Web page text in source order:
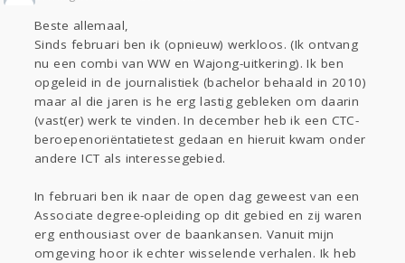
Gevraagd
Beste allemaal,
Sinds februari ben ik (opnieuw) werkloos. (Ik ontvang
nu een combi van WW en Wajong-uitkering). Ik ben
opgeleid in de journalistiek (bachelor behaald in 2010)
maar al die jaren is he erg lastig gebleken om daarin
(vast(er) werk te vinden. In december heb ik een CTC-
beroepenoriëntatietest gedaan en hieruit kwam onder
andere ICT als interessegebied.
In februari ben ik naar de open dag geweest van een
Associate degree-opleiding op dit gebied en zij waren
erg enthousiast over de baankansen. Vanuit mijn
omgeving hoor ik echter wisselende verhalen. Ik heb